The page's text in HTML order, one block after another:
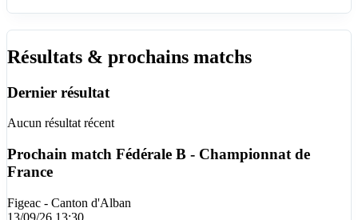
Résultats & prochains matchs
Dernier résultat
Aucun résultat récent
Prochain match Fédérale B - Championnat de
France
Figeac - Canton d'Alban
13/09/26 13:30